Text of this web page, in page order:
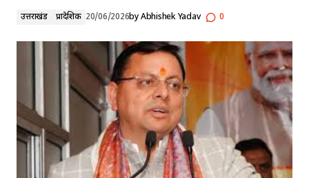
उत्तराखंड प्रादेशिक 20/06/2026byAbhishek Yadav 0